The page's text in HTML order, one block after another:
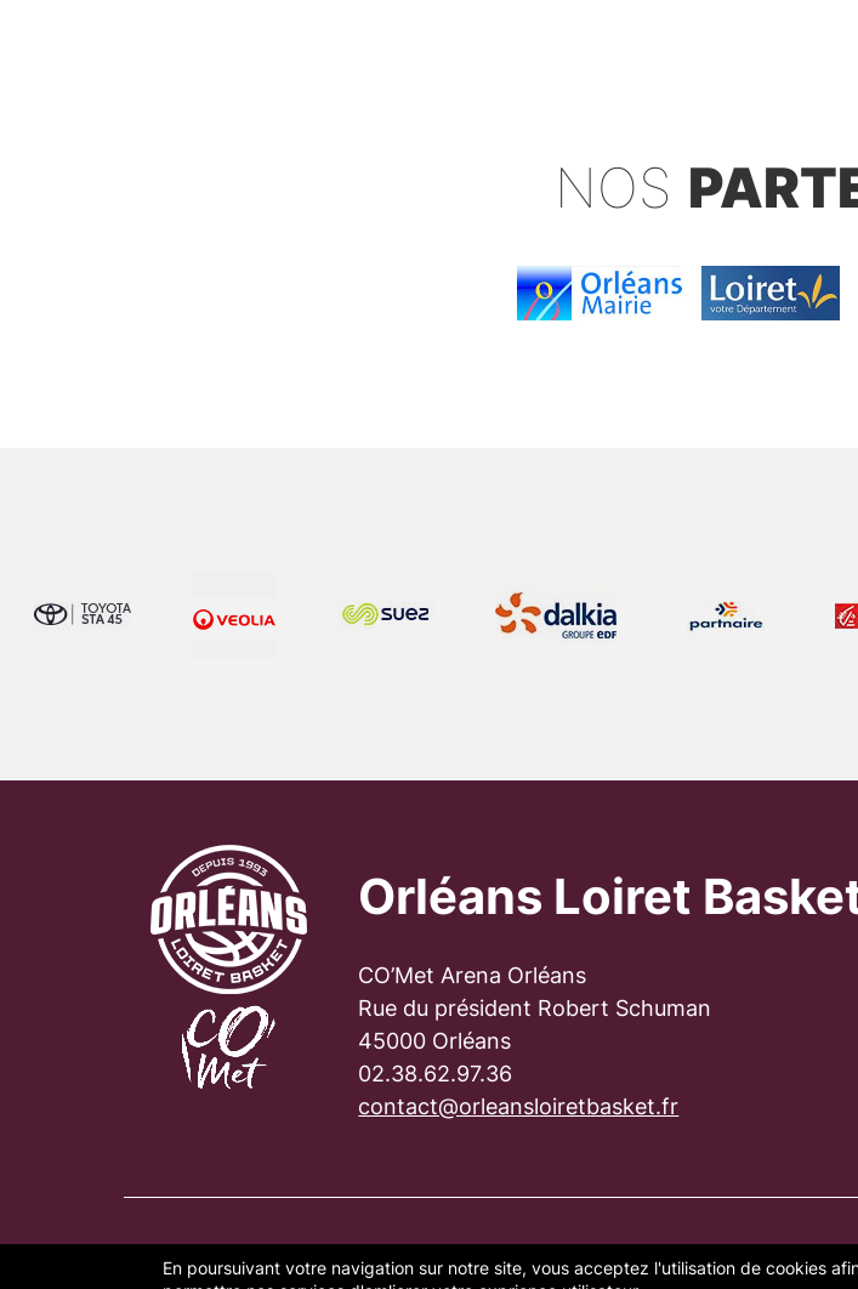
NOS
En poursuivant votre navigation sur notre site, vous acceptez l'utilisation de cookies
Orléans Loiret
CO’Met Arena Orléans
Rue du président Robert Schuman
45000 Orléans
02.38.62.97.36
contact@orleansloiretbasket.fr
PLAN DU SITE FAQ MENTIONS LÉGALES GESTION